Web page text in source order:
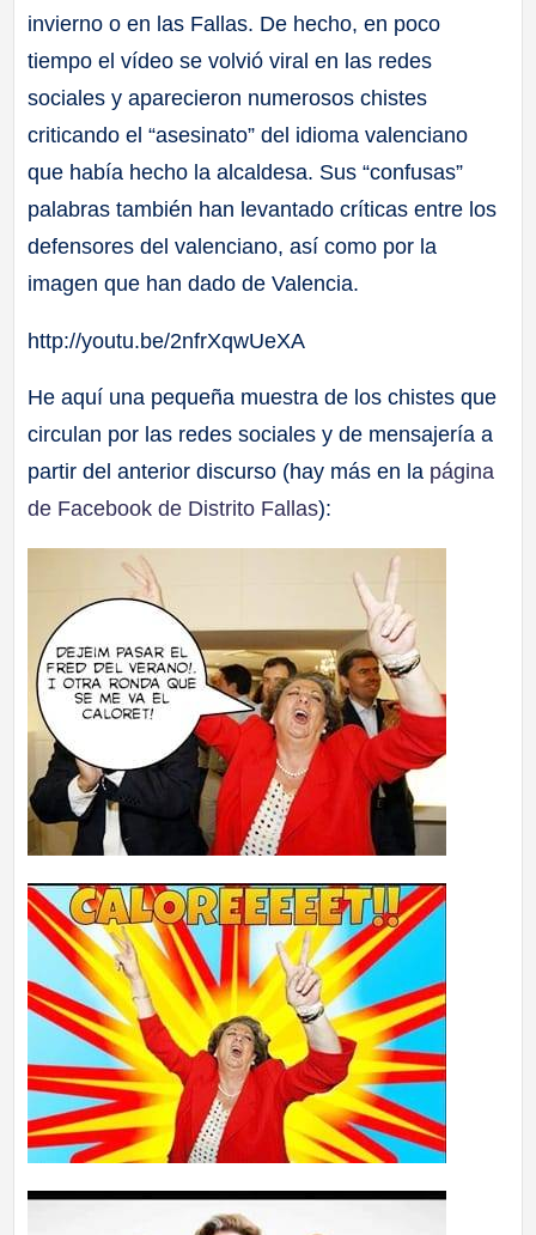
invierno o en las Fallas. De hecho, en poco
tiempo el vídeo se volvió viral en las redes
sociales y aparecieron numerosos chistes
criticando el “asesinato” del idioma valenciano
que había hecho la alcaldesa. Sus “confusas”
palabras también han levantado críticas entre los
defensores del valenciano, así como por la
imagen que han dado de Valencia.
http://youtu.be/2nfrXqwUeXA
He aquí una pequeña muestra de los chistes que
circulan por las redes sociales y de mensajería a
partir del anterior discurso (hay más en la página
de Facebook de Distrito Fallas):